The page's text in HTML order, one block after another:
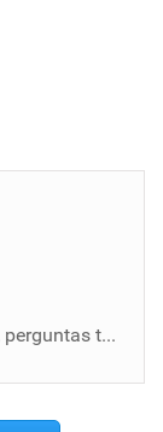
Entrevista foi agendada pelo whatsapp, perguntas técnicas e diretas. Porém, como muitas outras empresas, falam que darão o retorno e simples...